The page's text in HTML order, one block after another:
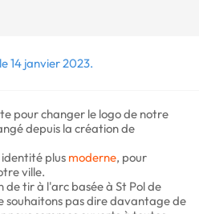
14 janvier 2023.
pour changer le logo de notre
depuis la création de
plus moderne, pour
ville.
de tir à l'arc basée à St Pol de
souhaitons pas dire davantage de